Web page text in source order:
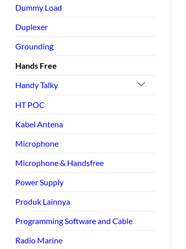
Dummy Load
Duplexer
Grounding
Hands Free
Handy Talky
HT POC
Kabel Antena
Microphone
Microphone & Handsfree
Power Supply
Produk Lainnya
Programming Software and Cable
Radio Marine